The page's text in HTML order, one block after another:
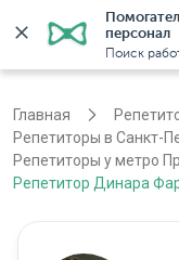
персонал
Поиск
Санкт-
Главная
Репетиторы в Санкт-
Репетиторы у метро
Репетитор Динара